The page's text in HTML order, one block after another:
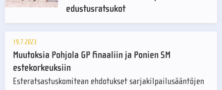
edustusratsukot
19.7.2023
Muutoksia Pohjola GP finaaliin ja Ponien SM
estekorkeuksiin
Esteratsastuskomitean ehdotukset sarjakilpailusääntöjen